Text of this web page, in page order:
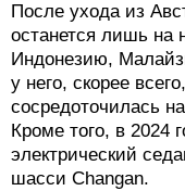
После ухода из
останется лишь на
Индонезию,
у него, скорее
сосредоточилась
Кроме того, в 2024
электрический
шасси Changan.